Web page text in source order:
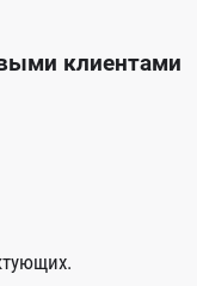
клиентами